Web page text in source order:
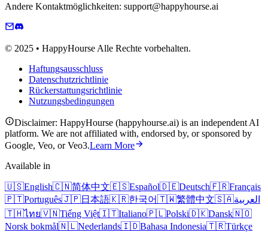
Andere Kontaktmöglichkeiten: support@happyhourse.ai
© 2025 • HappyHourse Alle Rechte vorbehalten.
Haftungsausschluss
Datenschutzrichtlinie
Rückerstattungsrichtlinie
Nutzungsbedingungen
Disclaimer: HappyHourse (happyhourse.ai) is an independent AI
platform. We are not affiliated with, endorsed by, or sponsored by
Google, Veo, or Veo3.Learn More
Available in
🇺🇸English🇨🇳简体中文🇪🇸Español🇩🇪Deutsch🇫🇷Français
🇵🇹Português🇯🇵日本語🇰🇷한국어🇹🇼繁體中文🇸🇦العربية
🇹🇭ไทย🇻🇳Tiếng Việt🇮🇹Italiano🇵🇱Polski🇩🇰Dansk🇳🇴
Norsk bokmål🇳🇱Nederlands🇮🇩Bahasa Indonesia🇹🇷Türkçe